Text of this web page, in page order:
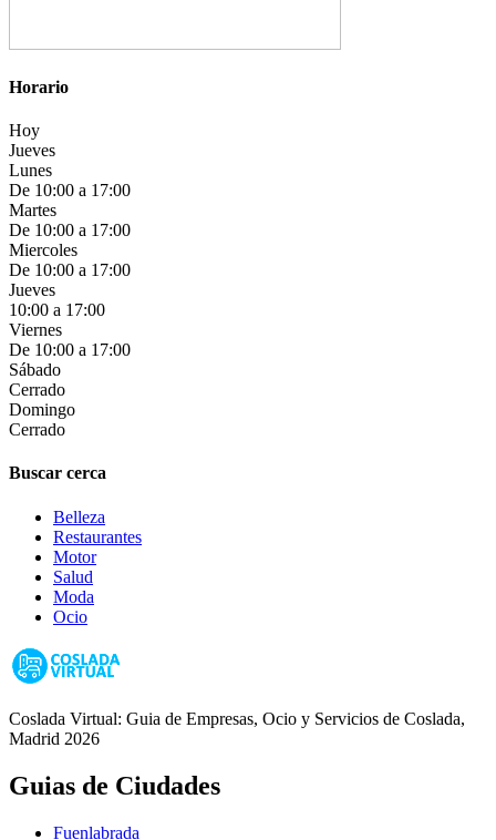
Horario
Hoy
Jueves
Lunes
De 10:00 a 17:00
Martes
De 10:00 a 17:00
Miercoles
De 10:00 a 17:00
Jueves
10:00 a 17:00
Viernes
De 10:00 a 17:00
Sábado
Cerrado
Domingo
Cerrado
Buscar cerca
Belleza
Restaurantes
Motor
Salud
Moda
Ocio
Coslada Virtual: Guia de Empresas, Ocio y Servicios de Coslada,
Madrid 2026
Guias de Ciudades
Fuenlabrada